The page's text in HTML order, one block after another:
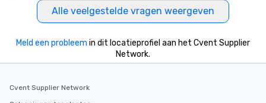
Alle veelgestelde vragen weergeven
Meld een probleem in dit locatieprofiel aan het Cvent Supplier
Network.
Cvent Supplier Network